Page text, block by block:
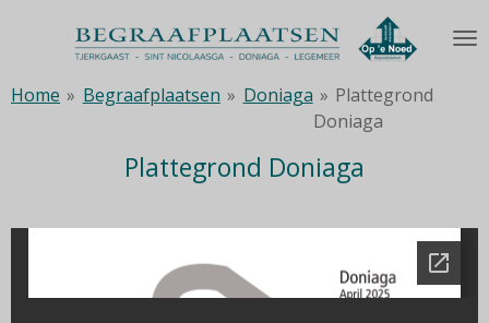
de
Home » Begraafplaatsen » Doniaga » Plattegrond
Doniaga
Plattegrond Doniaga